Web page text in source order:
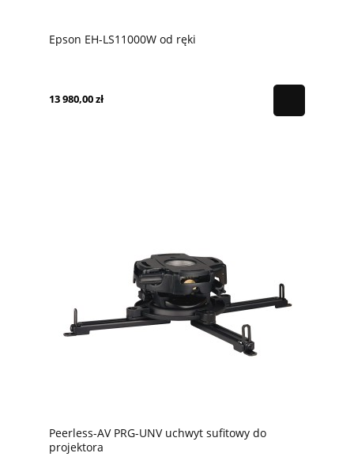
Epson EH-LS11000W od ręki
13 980,00 zł
Peerless-AV PRG-UNV uchwyt sufitowy do
projektora